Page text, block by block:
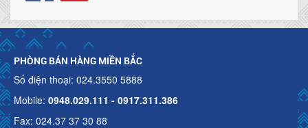
PHÒNG BÁN HÀNG MIỀN BẮC
Số điện thoại: 024.3550 5888
Mobile: 0948.029.111 - 0917.311.386
Fax: 024.37 37 30 88